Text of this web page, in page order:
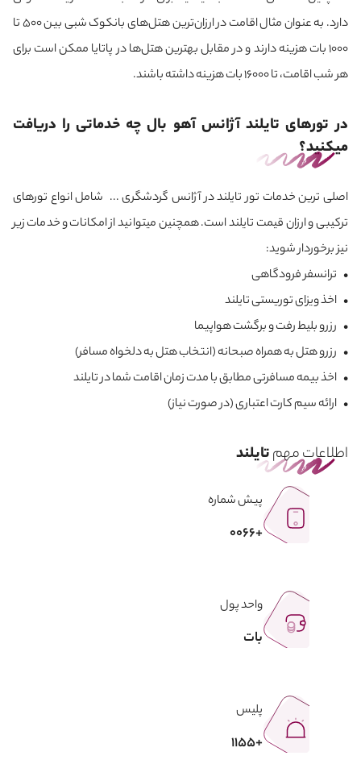
دارد. به عنوان مثال اقامت در ارزان‌ترین هتل‌های بانکوک شبی بین 500 تا
1000 بات هزینه دارند و در مقابل بهترین هتل‌ها در پاتایا ممکن است برای
هر شب اقامت، تا 16000 بات هزینه داشته باشند.
در تورهای تایلند آژانس آهو بال چه خدماتی را دریافت
می‎کنید؟
اصلی ترین خدمات تور تایلند در آژانس گردشگری ... شامل انواع تورهای
ترکیبی و ارزان قیمت تایلند است. همچنین می‎توانید از امکانات و خدمات زیر
نیز برخوردار شوید:
• ترانسفر فرودگاهی
• اخذ ویزای توریستی تایلند
• رزرو بلیط رفت و برگشت هواپیما
• رزرو هتل به همراه صبحانه (انتخاب هتل به دلخواه مسافر)
• اخذ بیمه مسافرتی مطابق با مدت زمان اقامت شما در تایلند
• ارائه سیم کارت اعتباری (در صورت نیاز)
اطلاعات مهمتایلند
پیش شماره
+0066
واحد پول
بات
پلیس
+1155